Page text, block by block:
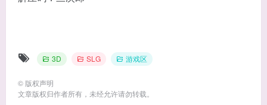
3D SLG 游戏区
© 版权声明
文章版权归作者所有，未经允许请勿转载。